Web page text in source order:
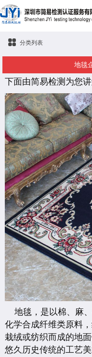
分类列表
地毯
下面由简易检测为您讲
地毯，是以棉、麻
化学合成纤维类原料
栽绒或纺织而成的地
悠久历史传统的工艺